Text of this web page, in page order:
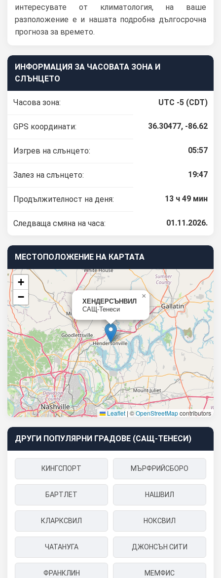
интересувате от климатология, на ваше
разположение е и нашата подробна дългосрочна
прогноза за времето.
ИНФОРМАЦИЯ ЗА ЧАСОВАТА ЗОНА И
СЛЪНЦЕТО
Часова зона: UTC -5 (CDT)
GPS координати: 36.30477, -86.62
Изгрев на слънцето: 05:57
Залез на слънцето: 19:47
Продължителност на деня: 13 ч 49 мин
Следваща смяна на часа: 01.11.2026.
МЕСТОПОЛОЖЕНИЕ НА КАРТАТА
ХЕНДЕРСЪНВИЛ
САЩ-Тенеси
×
+
−
Leaflet | ©OpenStreetMapcontributors
ДРУГИ ПОПУЛЯРНИ ГРАДОВЕ (САЩ-ТЕНЕСИ)
КИНГСПОРТ МЪРФРИЙСБОРО
БАРТЛЕТ НАШВИЛ
КЛАРКСВИЛ НОКСВИЛ
ЧАТАНУГА ДЖОНСЪН СИТИ
ФРАНКЛИН МЕМФИС